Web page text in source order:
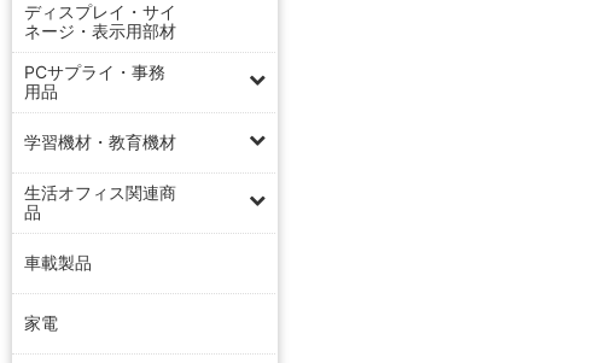
ディスプレイ・サイ
ネージ・表示用部材
PCサプライ・事務
用品
学習機材・教育機材
生活オフィス関連商
品
車載製品
家電